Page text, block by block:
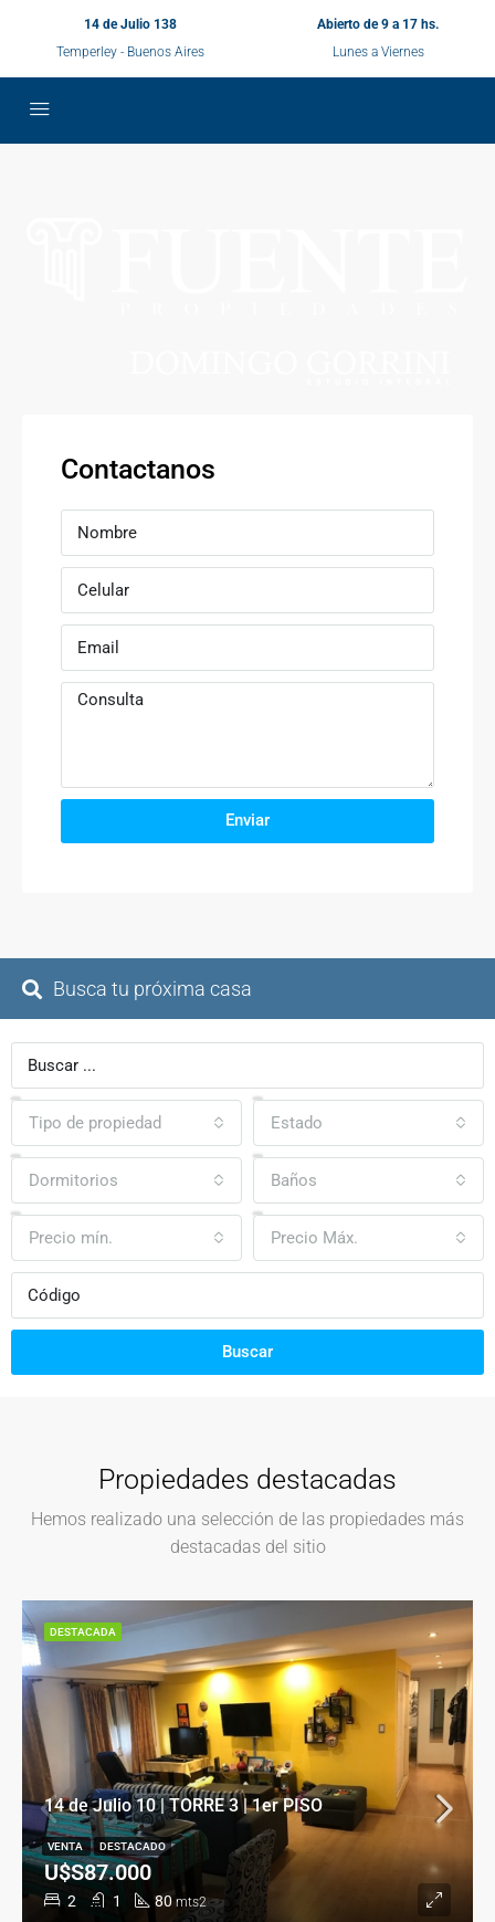
14 de Julio 138
Temperley - Buenos Aires
Abierto de 9 a 17 hs.
Lunes a Viernes
Contactanos
Enviar
Busca tu próxima casa
Tipo de propiedad Estado
Dormitorios Baños
Precio mín. Precio Máx.
Buscar
Propiedades destacadas
Hemos realizado una selección de las propiedades más
destacadas del sitio
14 de Julio 10 | TORRE 3 | 1er PISO
2 1 80 mts2
U$S87.000
VENTA DESTACADO
DESTACADA